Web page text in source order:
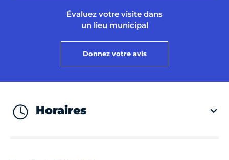
Évaluez votre visite dans
un lieu municipal
Donnez votre avis
Horaires